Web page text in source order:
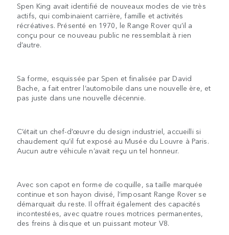
Spen King avait identifié de nouveaux modes de vie très
actifs, qui combinaient carrière, famille et activités
récréatives. Présenté en 1970, le Range Rover qu’il a
conçu pour ce nouveau public ne ressemblait à rien
d’autre.
Sa forme, esquissée par Spen et finalisée par David
Bache, a fait entrer l’automobile dans une nouvelle ère, et
pas juste dans une nouvelle décennie.
C’était un chef-d’œuvre du design industriel, accueilli si
chaudement qu’il fut exposé au Musée du Louvre à Paris.
Aucun autre véhicule n’avait reçu un tel honneur.
Avec son capot en forme de coquille, sa taille marquée
continue et son hayon divisé, l’imposant Range Rover se
démarquait du reste. Il offrait également des capacités
incontestées, avec quatre roues motrices permanentes,
des freins à disque et un puissant moteur V8.